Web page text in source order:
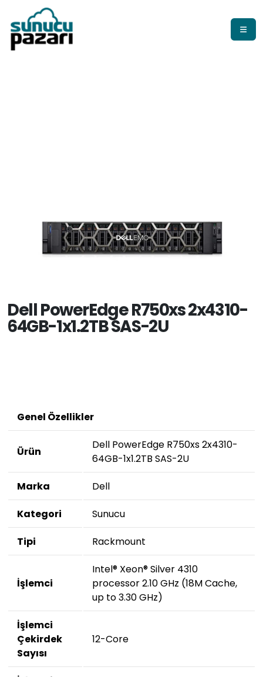
Dell PowerEdge R750xs 2x4310-
64GB-1x1.2TB SAS-2U
Genel Özellikler
Ürün
Dell PowerEdge R750xs 2x4310-
64GB-1x1.2TB SAS-2U
Marka Dell
Kategori Sunucu
Tipi Rackmount
İşlemci
Intel® Xeon® Silver 4310
processor 2.10 GHz (18M Cache,
up to 3.30 GHz)
İşlemci
Çekirdek
Sayısı
12-Core